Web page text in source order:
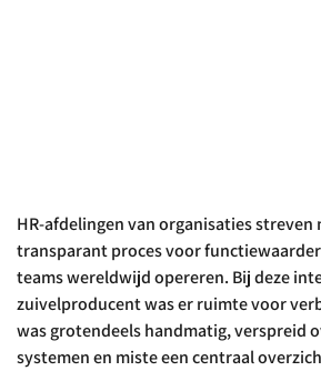
HR-afdelingen van organisaties streven
transparant proces voor
teams wereldwijd opereren. Bij deze
zuivelproducent was er ruimte voor
was grotendeels handmatig, verspreid
systemen en miste een centraal